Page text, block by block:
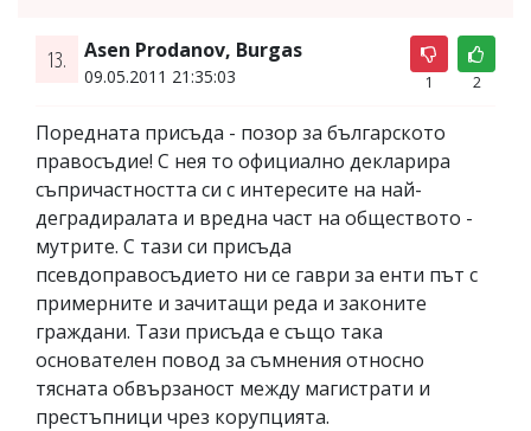
13. Asen Prodanov, Burgas
09.05.2011 21:35:03 1 2
Поредната присъда - позор за българското
правосъдие! С нея то официално декларира
съпричастността си с интересите на най-
деградиралата и вредна част на обществото -
мутрите. С тази си присъда
псевдоправосъдието ни се гаври за енти път с
примерните и зачитащи реда и законите
граждани. Тази присъда е също така
основателен повод за съмнения относно
тясната обвързаност между магистрати и
престъпници чрез корупцията.